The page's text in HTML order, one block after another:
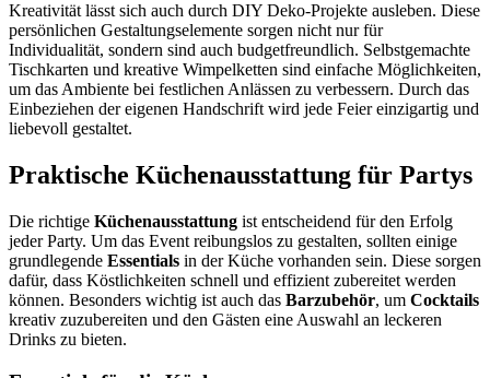
Kreativität lässt sich auch durch DIY Deko-Projekte ausleben. Diese
persönlichen Gestaltungselemente sorgen nicht nur für
Individualität, sondern sind auch budgetfreundlich. Selbstgemachte
Tischkarten und kreative Wimpelketten sind einfache Möglichkeiten,
um das Ambiente bei festlichen Anlässen zu verbessern. Durch das
Einbeziehen der eigenen Handschrift wird jede Feier einzigartig und
liebevoll gestaltet.
Praktische Küchenausstattung für Partys
Die richtige Küchenausstattung ist entscheidend für den Erfolg
jeder Party. Um das Event reibungslos zu gestalten, sollten einige
grundlegende Essentials in der Küche vorhanden sein. Diese sorgen
dafür, dass Köstlichkeiten schnell und effizient zubereitet werden
können. Besonders wichtig ist auch das Barzubehör, um Cocktails
kreativ zuzubereiten und den Gästen eine Auswahl an leckeren
Drinks zu bieten.